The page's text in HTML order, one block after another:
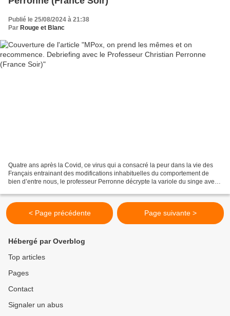
Publié le 25/08/2024 à 21:38
Par Rouge et Blanc
Quatre ans après la Covid, ce virus qui a consacré la peur dans la vie des
Français entrainant des modifications inhabituelles du comportement de
bien d’entre nous, le professeur Perronne décrypte la variole du singe avec
< Page précédente Page suivante >
Hébergé par Overblog
Top articles
Pages
Contact
Signaler un abus